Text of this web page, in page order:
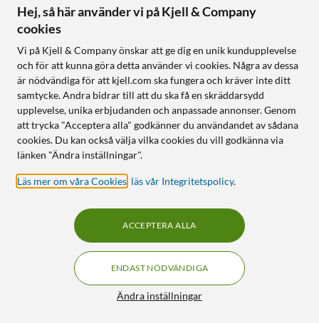
Rött flatstift 10-pack 2,8
mm
Finns i 2 varianter
5.0
13
Hej, så här använder vi på Kjell & Company
cookies
Vi på Kjell & Company önskar att ge dig en unik kundupplevelse
och för att kunna göra detta använder vi cookies. Några av dessa
är nödvändiga för att kjell.com ska fungera och kräver inte ditt
samtycke. Andra bidrar till att du ska få en skräddarsydd
upplevelse, unika erbjudanden och anpassade annonser. Genom
att trycka "Acceptera alla" godkänner du användandet av sådana
cookies. Du kan också välja vilka cookies du vill godkänna via
länken "Ändra inställningar".
Läs mer om våra Cookies läs vår Integritetspolicy.
Ändra inställningar
ENDAST NÖDVÄNDIGA
ACCEPTERA ALLA